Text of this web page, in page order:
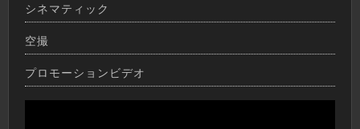
シネマティック
空撮
プロモーションビデオ